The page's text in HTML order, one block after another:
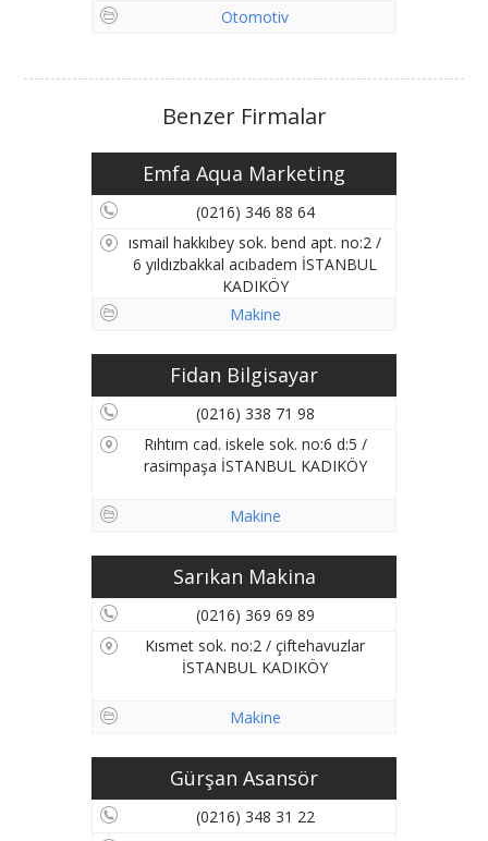
Otomotiv
Benzer Firmalar
Emfa Aqua Marketing
(0216) 346 88 64
ısmail hakkıbey sok. bend apt. no:2 /
6 yıldızbakkal acıbadem İSTANBUL
KADIKÖY
Makine
Fidan Bilgisayar
(0216) 338 71 98
Rıhtım cad. iskele sok. no:6 d:5 /
rasimpaşa İSTANBUL KADIKÖY
Makine
Sarıkan Makina
(0216) 369 69 89
Kısmet sok. no:2 / çiftehavuzlar
İSTANBUL KADIKÖY
Makine
Gürşan Asansör
(0216) 348 31 22